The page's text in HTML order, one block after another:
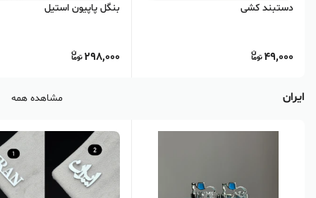
دستبند کشی
49,000
بنگل پاپیون استیل
298,000
ایران مشاهده همه